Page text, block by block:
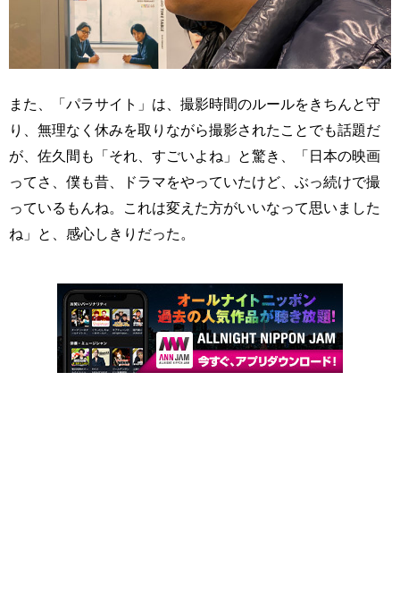
また、「パラサイト」は、撮影時間のルールをきちんと守
り、無理なく休みを取りながら撮影されたことでも話題だ
が、佐久間も「それ、すごいよね」と驚き、「日本の映画
ってさ、僕も昔、ドラマをやっていたけど、ぶっ続けで撮
っているもんね。これは変えた方がいいなって思いました
ね」と、感心しきりだった。